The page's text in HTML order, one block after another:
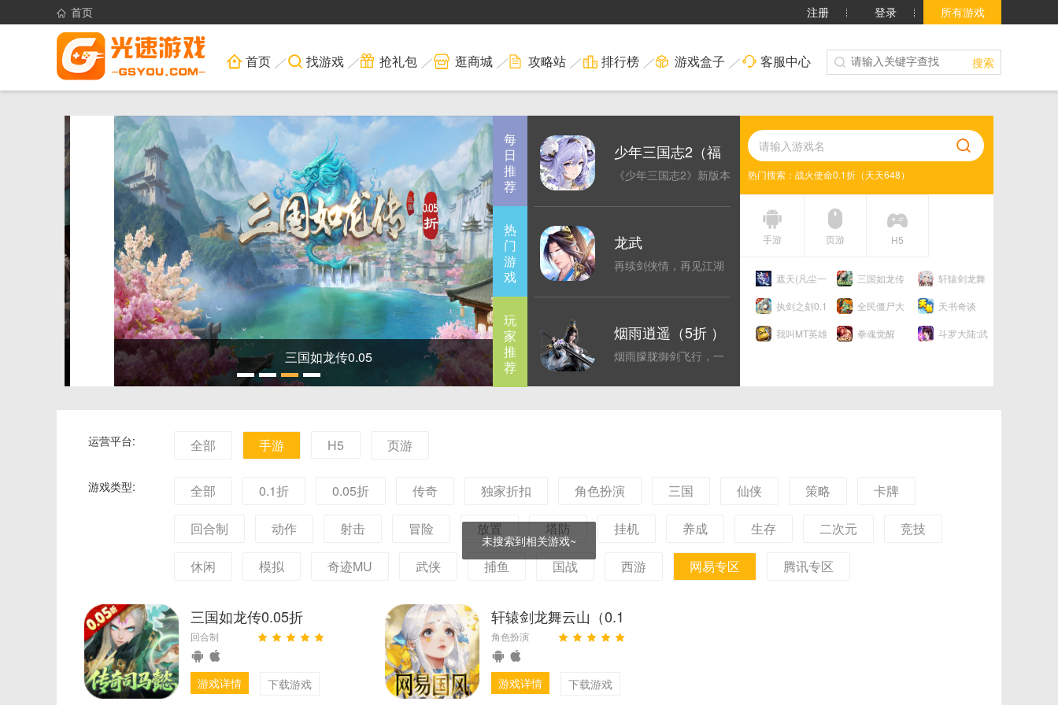
首页 注册 登录 所有游戏
首页 找游戏 抢礼包 逛商城 攻略站 排行榜 游戏盒子 客服中心 搜索
三国如龙传0.05 战火使命（0.1折免费版）
每
日
推
荐
少年三国志2（福
利版）
《少年三国志2》新版本
热
门
游
戏
龙武
再续剑侠情，再见江湖
玩
家
推
荐
烟雨逍遥（5折 ）
烟雨朦胧御剑飞行，一
热门搜索： 战火使命0.1折（天天648）
烈火骑士（复古六职业元宝服）
手游
页游 H5
遮天(凡尘一
三国如龙传
轩辕剑龙舞
倍代金买断）
执剑之刻0.1
全民僵尸大
天书奇谈
我叫MT英雄
拳魂觉醒
斗罗大陆:武
运营平台: 全部 手游 H5 页游
游戏类型: 全部 0.1折 0.05折 传奇 独家折扣 角色扮演 三国 仙侠 策略 卡牌
回合制 动作 射击 冒险 放置 塔防 挂机 养成 生存 二次元 竞技
休闲 模拟 奇迹MU 武侠 捕鱼 国战 西游 网易专区 腾讯专区
三国如龙传0.05折
回合制
游戏详情 下载游戏
轩辕剑龙舞云山（0.1
折）
角色扮演
游戏详情 下载游戏
未搜索到相关游戏~